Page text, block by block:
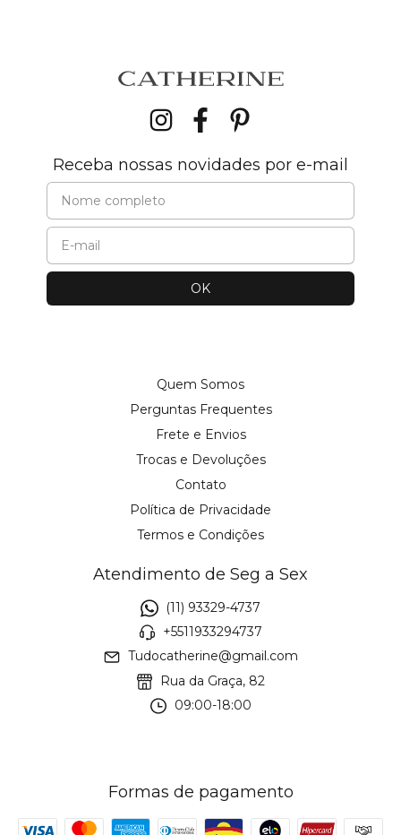
Receba nossas novidades por e-mail
Quem Somos
Perguntas Frequentes
Frete e Envios
Trocas e Devoluções
Contato
Política de Privacidade
Termos e Condições
Atendimento de Seg a Sex
(11) 93329-4737
+5511933294737
Tudocatherine@gmail.com
Rua da Graça, 82
09:00-18:00
Formas de pagamento